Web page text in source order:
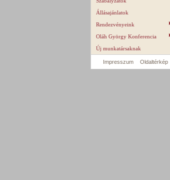
Állásajánlatok
Rendezvényeink
Oláh György Konferencia
Új munkatársaknak
Impresszum Oldaltérkép